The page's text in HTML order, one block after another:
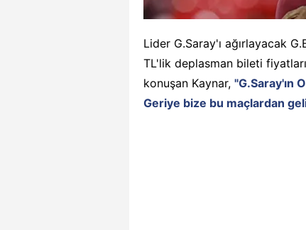
Lider G.Saray'ı ağırlayacak
TL'lik deplasman bileti
konuşan Kaynar, "G.Saray'ın
Geriye bize bu maçlardan